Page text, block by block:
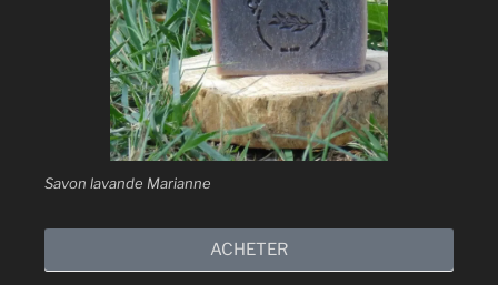
Savon lavande Marianne
ACHETER